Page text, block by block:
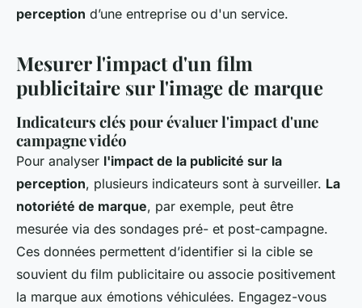
perception d’une entreprise ou d'un service.
Mesurer l'impact d'un film
publicitaire sur l'image de marque
Indicateurs clés pour évaluer l'impact d'une
campagne vidéo
Pour analyser l'impact de la publicité sur la
perception, plusieurs indicateurs sont à surveiller. La
notoriété de marque, par exemple, peut être
mesurée via des sondages pré- et post-campagne.
Ces données permettent d’identifier si la cible se
souvient du film publicitaire ou associe positivement
la marque aux émotions véhiculées. Engagez-vous